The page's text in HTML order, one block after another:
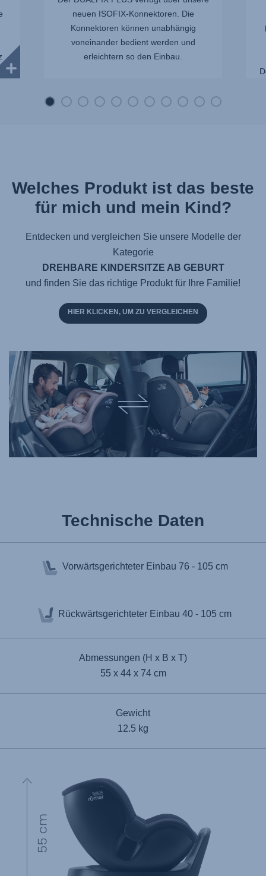
neuen ISOFIX-Konnektoren. Die
Konnektoren können unabhängig
voneinander bedient werden und
erleichtern so den Einbau.
Welches Produkt ist das beste
für mich und mein Kind?
Entdecken und vergleichen Sie unsere Modelle der
Kategorie
DREHBARE KINDERSITZE AB GEBURT
und finden Sie das richtige Produkt für Ihre Familie!
HIER KLICKEN, UM ZU VERGLEICHEN
Technische Daten
Vorwärtsgerichteter Einbau 76 - 105 cm
Rückwärtsgerichteter Einbau 40 - 105 cm
Abmessungen (H x B x T)
55 x 44 x 74 cm
Gewicht
12.5 kg